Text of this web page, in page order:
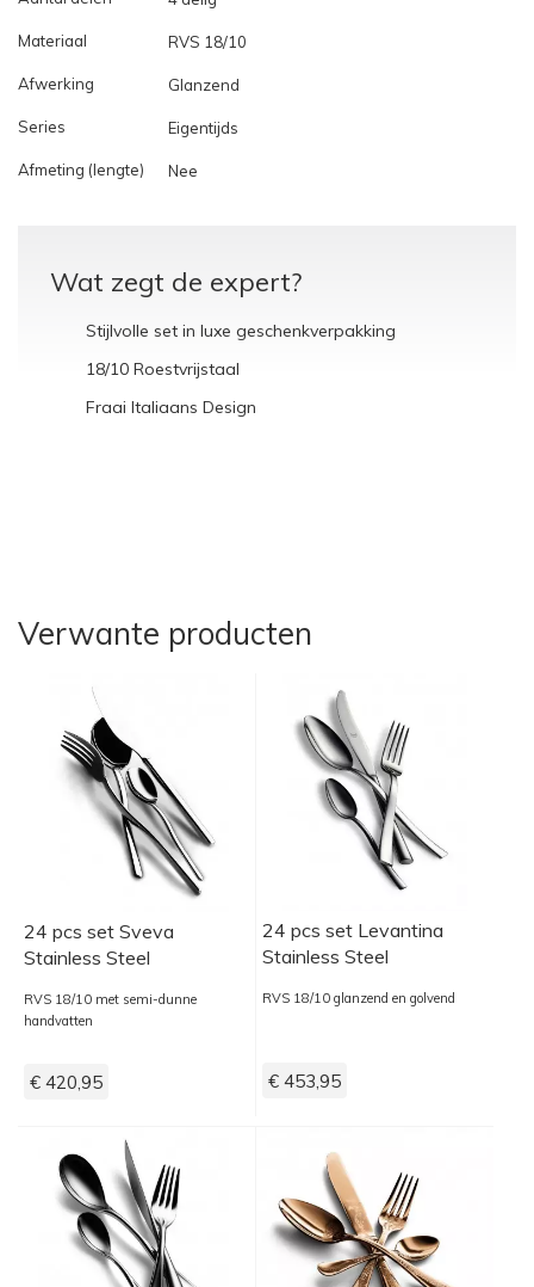
Materiaal RVS 18/10
Afwerking Glanzend
Series Eigentijds
Afmeting (lengte) Nee
Wat zegt de expert?
Stijlvolle set in luxe geschenkverpakking
18/10 Roestvrijstaal
Fraai Italiaans Design
Verwante producten
24 pcs set Sveva
Stainless Steel
RVS 18/10 met semi-dunne
handvatten
€ 420,95
24 pcs set Levantina
Stainless Steel
RVS 18/10 glanzend en golvend
€ 453,95